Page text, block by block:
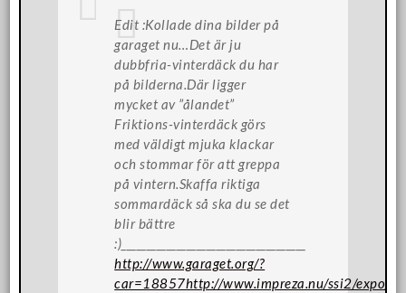
Edit :Kollade dina bilder på
garaget nu…Det är ju
dubbfria-vinterdäck du har
på bilderna.Där ligger
mycket av ”ålandet”
Friktions-vinterdäck görs
med väldigt mjuka klackar
och stommar för att greppa
på vintern.Skaffa riktiga
sommardäck så ska du se det
blir bättre
:)_____________________________________
http://www.garaget.org/?
car=18857http://www.impreza.nu/ssi2/expo/